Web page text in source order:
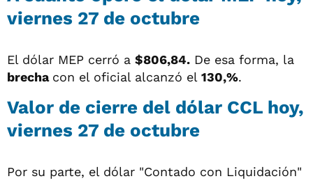
viernes 27 de octubre
El dólar MEP cerró a $806,84. De esa forma, la
brecha con el oficial alcanzó el 130,%.
Valor de cierre del dólar CCL hoy,
viernes 27 de octubre
Por su parte, el dólar "Contado con Liquidación"